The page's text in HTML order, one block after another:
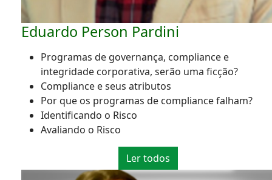
Eduardo Person Pardini
Programas de governança, compliance e
integridade corporativa, serão uma ficção?
Compliance e seus atributos
Por que os programas de compliance falham?
Identificando o Risco
Avaliando o Risco
Ler todos